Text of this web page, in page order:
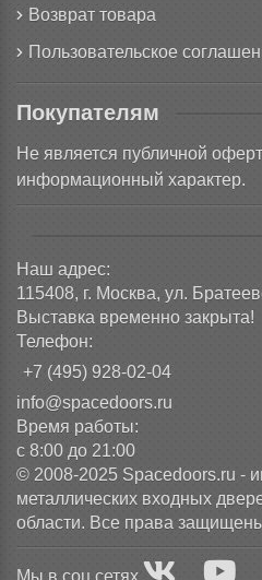
Возврат товара
Пользовательское
Покупателям
Не является публичной
информационный характер.
Наш адрес:
115408, г. Москва, ул.
Выставка временно закрыта!
Телефон:
+7 (495) 928-02-04
info@spacedoors.ru
Время работы:
с 8:00 до 21:00
© 2008-2025 Spacedoors.ru -
металлических входных
области. Все права
Мы в соц сетях